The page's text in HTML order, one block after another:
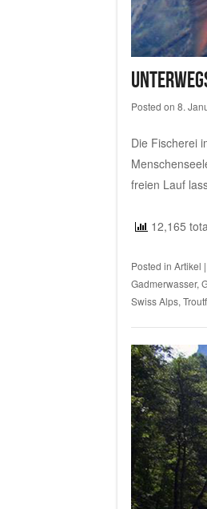
Posted on 8.
Die Fischerei
freien Lauf
12,165
Posted in Artikel |
Gadmerwasser,
Swiss Alps,